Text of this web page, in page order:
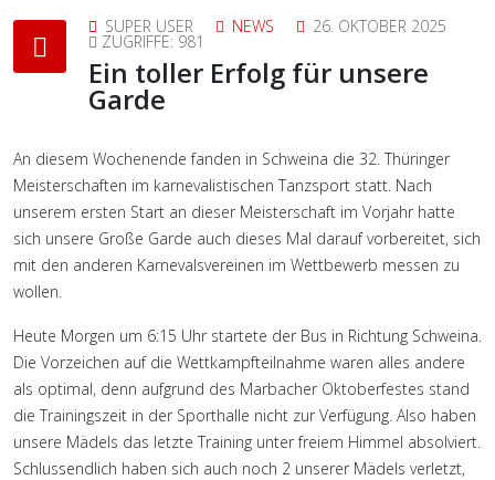
SUPER USER NEWS 26. OKTOBER 2025
ZUGRIFFE: 981
Ein toller Erfolg für unsere
Garde
An diesem Wochenende fanden in Schweina die 32. Thüringer
Meisterschaften im karnevalistischen Tanzsport statt. Nach
unserem ersten Start an dieser Meisterschaft im Vorjahr hatte
sich unsere Große Garde auch dieses Mal darauf vorbereitet, sich
mit den anderen Karnevalsvereinen im Wettbewerb messen zu
wollen.
Heute Morgen um 6:15 Uhr startete der Bus in Richtung Schweina.
Die Vorzeichen auf die Wettkampfteilnahme waren alles andere
als optimal, denn aufgrund des Marbacher Oktoberfestes stand
die Trainingszeit in der Sporthalle nicht zur Verfügung. Also haben
unsere Mädels das letzte Training unter freiem Himmel absolviert.
Schlussendlich haben sich auch noch 2 unserer Mädels verletzt,